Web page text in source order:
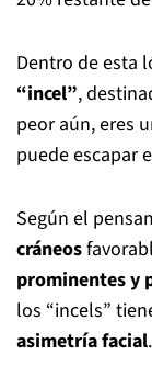
Dentro de esta
“incel”,
peor aún, eres
puede escapar
Según el
cráneos
prominentes y
los “incels”
asimetría facial.